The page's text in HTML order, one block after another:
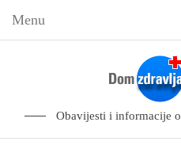
Menu
Obavijesti i informacije